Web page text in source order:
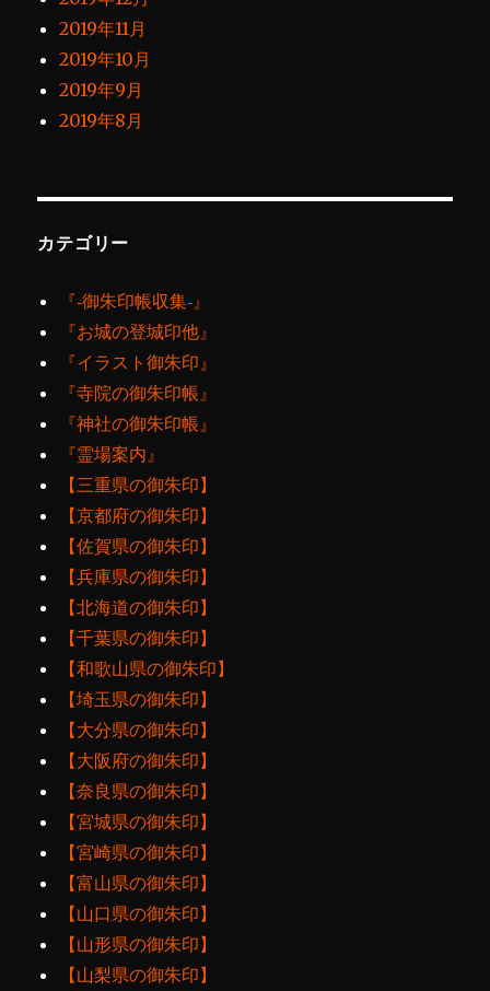
2019年11月
2019年10月
2019年9月
2019年8月
カテゴリー
『‐御朱印帳収集‐』
『お城の登城印他』
『イラスト御朱印』
『寺院の御朱印帳』
『神社の御朱印帳』
『霊場案内』
【三重県の御朱印】
【京都府の御朱印】
【佐賀県の御朱印】
【兵庫県の御朱印】
【北海道の御朱印】
【千葉県の御朱印】
【和歌山県の御朱印】
【埼玉県の御朱印】
【大分県の御朱印】
【大阪府の御朱印】
【奈良県の御朱印】
【宮城県の御朱印】
【宮崎県の御朱印】
【富山県の御朱印】
【山口県の御朱印】
【山形県の御朱印】
【山梨県の御朱印】